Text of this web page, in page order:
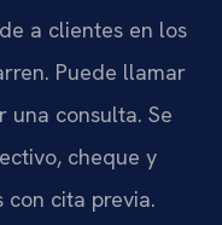
a clientes en los
Puede llamar
una consulta. Se
cheque y
con cita previa.